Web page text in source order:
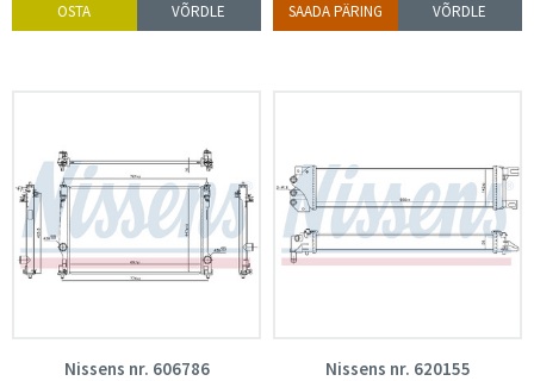
OSTA VÕRDLE SAADA PÄRING VÕRDLE
Nissens nr. 606786
Nissens nr. 620155